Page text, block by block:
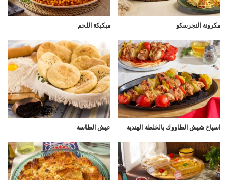
مكرونة النجرسكو مبكبكة اللحم
اسياخ شيش الطاووك بالخلطة الهندية عيش الطاسة